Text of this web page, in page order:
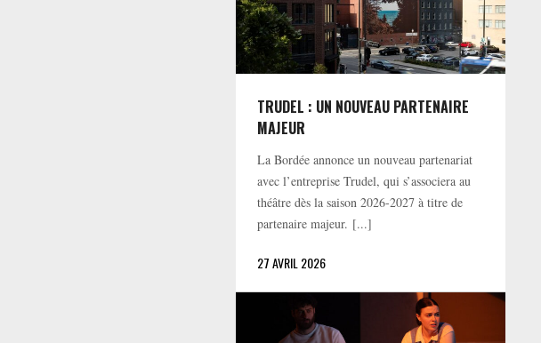
TRUDEL : UN NOUVEAU PARTENAIRE
MAJEUR
La Bordée annonce un nouveau partenariat
avec l’entreprise Trudel, qui s’associera au
théâtre dès la saison 2026-2027 à titre de
partenaire majeur. [...]
27 AVRIL 2026